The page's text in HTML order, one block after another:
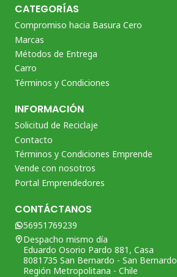
CATEGORÍAS
Compromiso hacia Basura Cero
Marcas
Métodos de Entrega
Carro
Términos y Condiciones
INFORMACIÓN
Solicitud de Reciclaje
Contacto
Términos y Condiciones Emprende
Vende con nosotros
Portal Emprendedores
CONTÁCTANOS
56951769239
Despacho mismo día
Eduardo Osorio Pardo 881, Casa
8081735 San Bernardo - San Bernardo
Región Metropolitana - Chile